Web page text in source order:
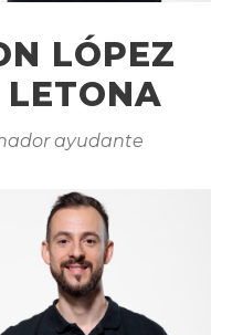
LÓPEZ
LETONA
ayudante